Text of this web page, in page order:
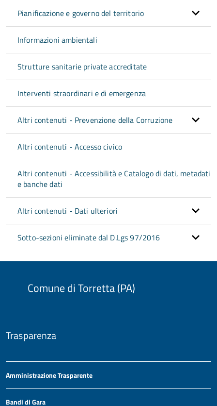
Pianificazione e governo del territorio
Informazioni ambientali
Strutture sanitarie private accreditate
Interventi straordinari e di emergenza
Altri contenuti - Prevenzione della Corruzione
Altri contenuti - Accesso civico
Altri contenuti - Accessibilità e Catalogo di dati, metadati
e banche dati
Altri contenuti - Dati ulteriori
Sotto-sezioni eliminate dal D.Lgs 97/2016
Comune di Torretta (PA)
Trasparenza
Amministrazione Trasparente
Bandi di Gara